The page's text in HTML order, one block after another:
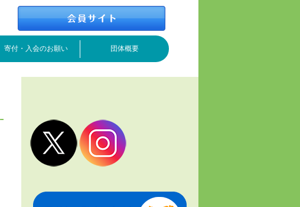
寄付・入会のお願い 団体概要